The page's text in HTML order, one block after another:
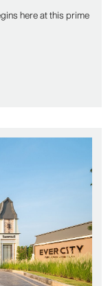
here at this prime